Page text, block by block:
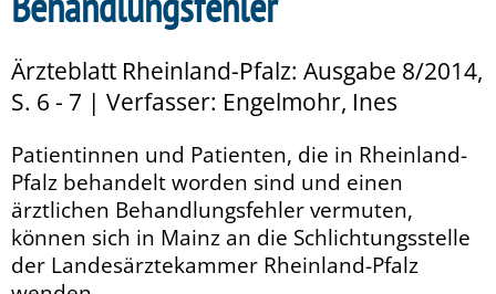
Ärzteblatt Rheinland-Pfalz: Ausgabe 8/2014,
S. 6 - 7 | Verfasser: Engelmohr, Ines
Patientinnen und Patienten, die in Rheinland-
Pfalz behandelt worden sind und einen
ärztlichen Behandlungsfehler vermuten,
können sich in Mainz an die Schlichtungsstelle
der Landesärztekammer Rheinland-Pfalz